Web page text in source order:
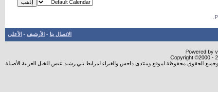
الاتصال بنا - الأرشيف - الأعلى
Powered by
Copyright ©2000 -
الحقوق محفوظة لموقع ومنتدى داحس والغبراء لمرابط بني رشيد عبس للخيل العربية الأصيلة